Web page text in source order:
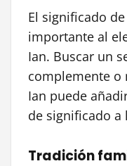
El significado
importante al
Ian. Buscar un
complemente o
Ian puede
de significado
Tradición